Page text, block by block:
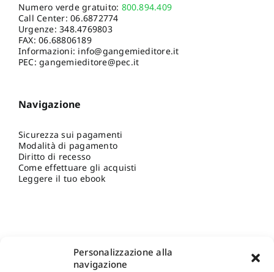
Personalizzazione alla
navigazione
Numero verde gratuito: 800.894.409
Call Center:06.6872774
Urgenze:348.4769803
FAX: 06.68806189
Informazioni: info@gangemieditore.it
PEC: gangemieditore@pec.it
Navigazione
Sicurezza sui pagamenti
Modalità di pagamento
Diritto di recesso
Come effettuare gli acquisti
Leggere il tuo ebook